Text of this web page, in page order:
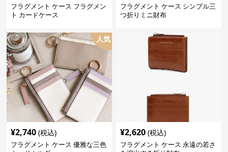
フラグメント ケース フラグメン
ト カードケース
フラグメント ケース シンプル三
つ折りミニ財布
人気
¥2,740 (税込)
フラグメント ケース 優雅な三色
¥2,620 (税込)
フラグメント ケース 永遠の若さ